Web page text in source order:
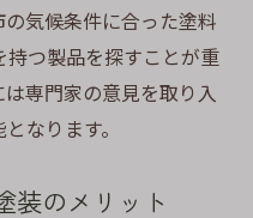
ム塗装の技
が美観を支える
新技術
色選びのポイント
気候条件に合った塗料
つ製品を探すことが重
専門家の意見を取り入
なります。
装のメリット